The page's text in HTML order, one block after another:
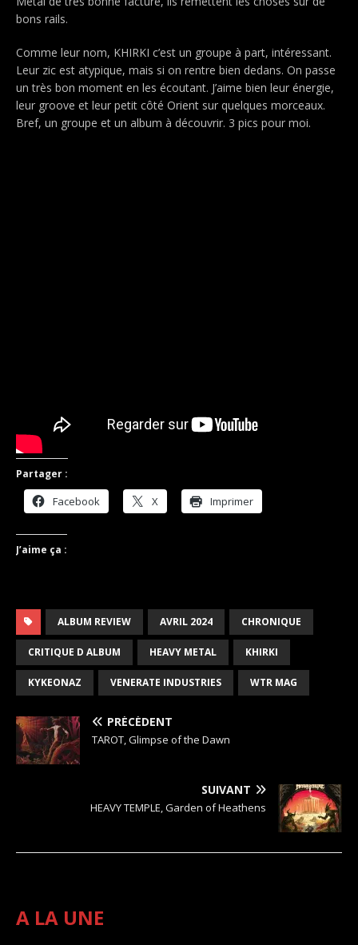
bons rails.
Comme leur nom, KHIRKI c’est un groupe à part, intéressant.
Leur zic est atypique, mais si on rentre bien dedans. On passe
un très bon moment en les écoutant. J’aime bien leur énergie,
leur groove et leur petit côté Orient sur quelques morceaux.
Bref, un groupe et un album à découvrir. 3 pics pour moi.
Partager :
Facebook X Imprimer
J’aime ça :
ALBUM REVIEW AVRIL 2024 CHRONIQUE
CRITIQUE D ALBUM HEAVY METAL KHIRKI
KYKEONAZ VENERATE INDUSTRIES WTR MAG
PRÉCÉDENT
TAROT, Glimpse of the Dawn
SUIVANT
HEAVY TEMPLE, Garden of Heathens
A LA UNE